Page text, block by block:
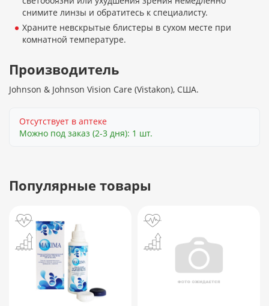
снимите линзы и обратитесь к специалисту.
Храните невскрытые блистеры в сухом месте при
комнатной температуре.
Производитель
Johnson & Johnson Vision Care (Vistakon), США.
Отсутствует в аптеке
Можно под заказ (2-3 дня): 1 шт.
Популярные товары